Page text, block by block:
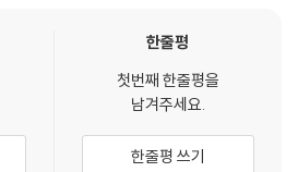
한줄평
첫번째 한줄평을
남겨주세요.
한줄평 쓰기